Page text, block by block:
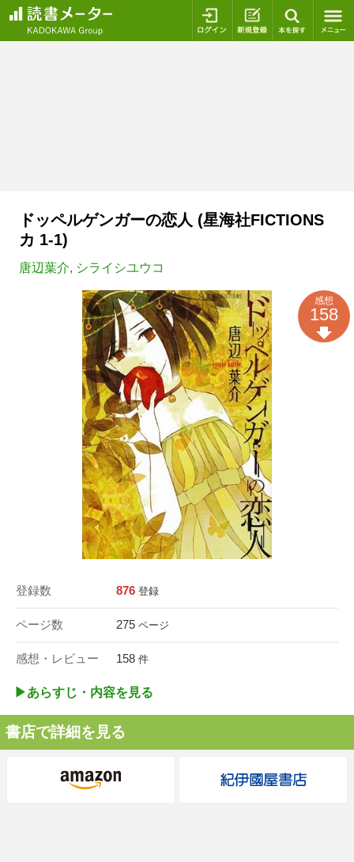
ログイン 新規登録
ドッペルゲンガーの恋人 (星海社FICTIONS
カ 1-1)
唐辺葉介, シライシユウコ
登録数 876 登録
ページ数 275 ページ
感想・レビュー 158 件
感想
158
▶︎あらすじ・内容を見る
書店で詳細を見る